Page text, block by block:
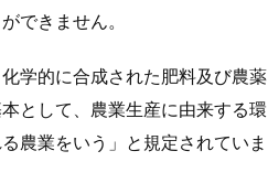
できません。
学的に合成された肥料及び農薬
として、農業生産に由来する環
農業をいう」と規定されていま